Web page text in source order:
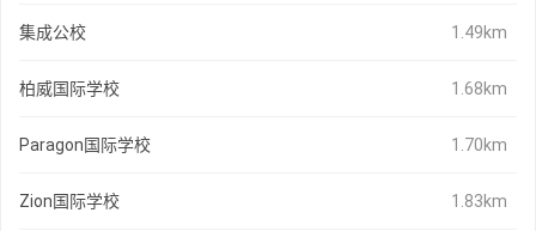
集成公校 1.49km
柏威国际学校 1.68km
Paragon国际学校 1.70km
Zion国际学校 1.83km